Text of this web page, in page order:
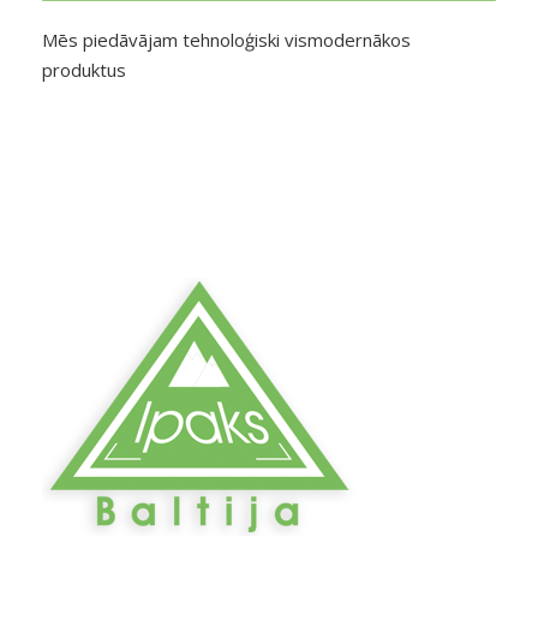
Mēs piedāvājam tehnoloģiski vismodernākos
produktus